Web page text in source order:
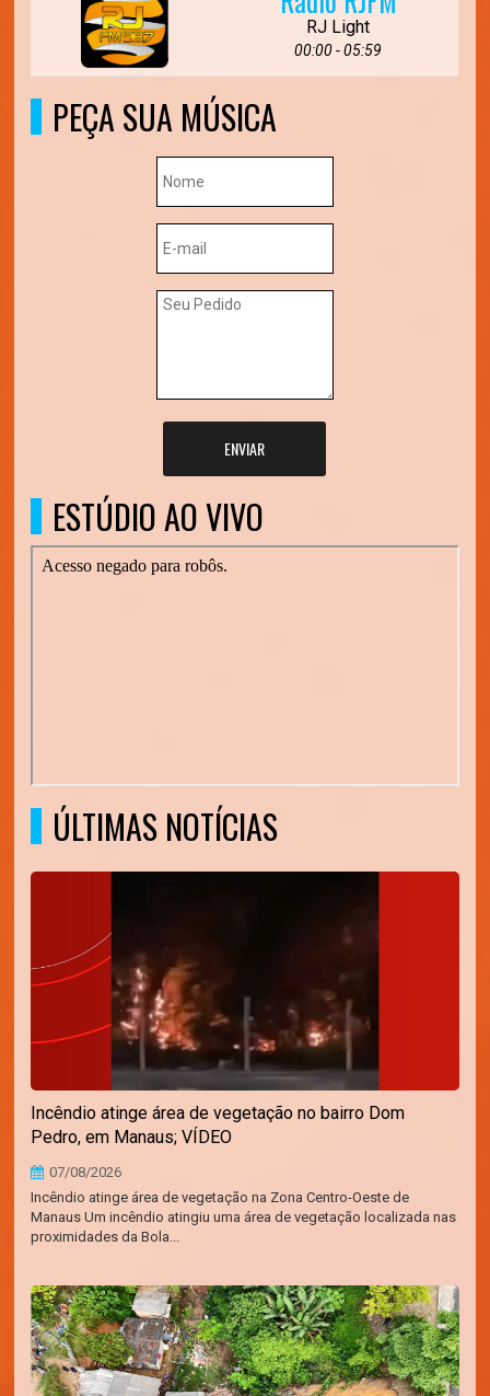
RJ Light
00:00 - 05:59
PEÇA SUA MÚSICA
ENVIAR
ESTÚDIO AO VIVO
ÚLTIMAS NOTÍCIAS
Incêndio atinge área de vegetação no bairro Dom
Pedro, em Manaus; VÍDEO
07/08/2026
Incêndio atinge área de vegetação na Zona Centro-Oeste de
Manaus Um incêndio atingiu uma área de vegetação localizada nas
proximidades da Bola...